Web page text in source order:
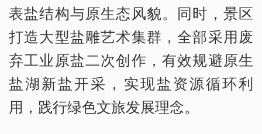
表盐结构与原生态风貌。同时，景区
打造大型盐雕艺术集群，全部采用废
弃工业原盐二次创作，有效规避原生
盐湖新盐开采，实现盐资源循环利
用，践行绿色文旅发展理念。